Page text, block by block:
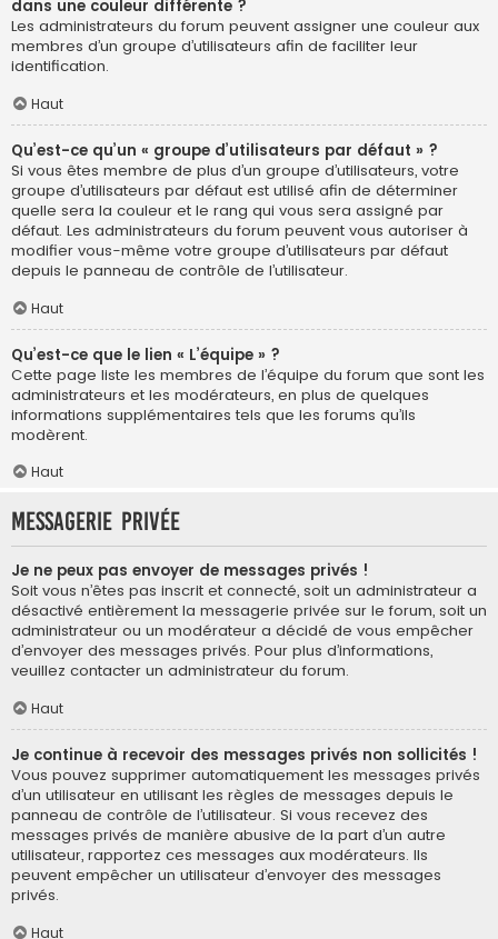
dans une couleur différente ?
Les administrateurs du forum peuvent assigner une couleur aux
membres d’un groupe d’utilisateurs afin de faciliter leur
identification.
Haut
Qu’est-ce qu’un « groupe d’utilisateurs par défaut » ?
Si vous êtes membre de plus d’un groupe d’utilisateurs, votre
groupe d’utilisateurs par défaut est utilisé afin de déterminer
quelle sera la couleur et le rang qui vous sera assigné par
défaut. Les administrateurs du forum peuvent vous autoriser à
modifier vous-même votre groupe d’utilisateurs par défaut
depuis le panneau de contrôle de l’utilisateur.
Haut
Qu’est-ce que le lien « L’équipe » ?
Cette page liste les membres de l’équipe du forum que sont les
administrateurs et les modérateurs, en plus de quelques
informations supplémentaires tels que les forums qu’ils
modèrent.
Haut
Messagerie privée
Je ne peux pas envoyer de messages privés !
Soit vous n’êtes pas inscrit et connecté, soit un administrateur a
désactivé entièrement la messagerie privée sur le forum, soit un
administrateur ou un modérateur a décidé de vous empêcher
d’envoyer des messages privés. Pour plus d’informations,
veuillez contacter un administrateur du forum.
Haut
Je continue à recevoir des messages privés non sollicités !
Vous pouvez supprimer automatiquement les messages privés
d’un utilisateur en utilisant les règles de messages depuis le
panneau de contrôle de l’utilisateur. Si vous recevez des
messages privés de manière abusive de la part d’un autre
utilisateur, rapportez ces messages aux modérateurs. Ils
peuvent empêcher un utilisateur d’envoyer des messages
privés.
Haut